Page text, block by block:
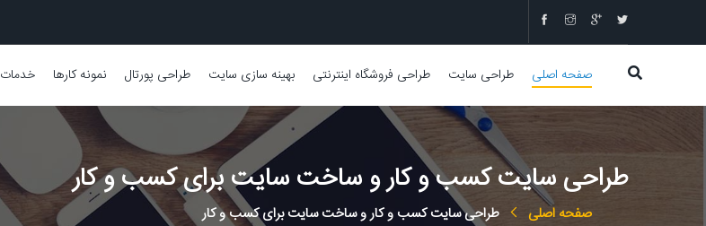
صفحه اصلی طراحی سایت طراحی فروشگاه اینترنتی بهینه سازی سایت طراحی پورتال نمونه کارها خدمات
طراحی سایت کسب و کار و ساخت سایت برای کسب و کار
صفحه اصلی طراحی سایت کسب و کار و ساخت سایت برای کسب و کار